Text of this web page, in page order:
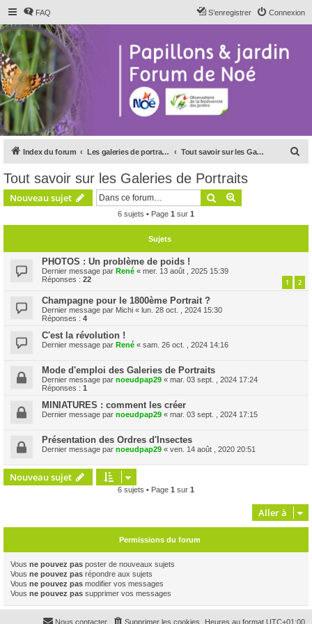
FAQ Connexion
S’enregistrer
Index du forum Les galeries de portraits du forum Tout savoir sur les Galeries de Portraits
c
e
Tout savoir sur les Galeries de Portraits
Nouveau sujet Rechercher
6 sujets • Page 1 sur 1
Sujets
PHOTOS : Un problème de poids !
Dernier message par René « mer. 13 août , 2025 15:39
Réponses : 22 1 2
Champagne pour le 1800ème Portrait ?
Dernier message par Michi « lun. 28 oct. , 2024 15:30
Réponses : 4
C'est la révolution !
Dernier message par René « sam. 26 oct. , 2024 14:16
Mode d'emploi des Galeries de Portraits
Dernier message par noeudpap29 « mar. 03 sept. , 2024 17:24
Réponses : 1
MINIATURES : comment les créer
Dernier message par noeudpap29 « mar. 03 sept. , 2024 17:15
Présentation des Ordres d'Insectes
Dernier message par noeudpap29 « ven. 14 août , 2020 20:51
Nouveau sujet
6 sujets • Page 1 sur 1
Aller à
Permissions du forum
Vous ne pouvez pas poster de nouveaux sujets
Vous ne pouvez pas répondre aux sujets
Vous ne pouvez pas modifier vos messages
Vous ne pouvez pas supprimer vos messages
Heures au format UTC+01:00
Supprimer les cookies
Nous contacter